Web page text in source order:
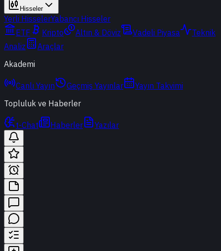
Hisseler
Yerli HisselerYabancı Hisseler
ETF
Kripto Altın & Döviz Vadeli Piyasa
Teknik
Analiz
Araçlar
Akademi
Canlı Yayın Geçmiş Yayınlar
Yayın Takvimi
Topluluk ve Haberler
t-Chat Haberler Yazılar